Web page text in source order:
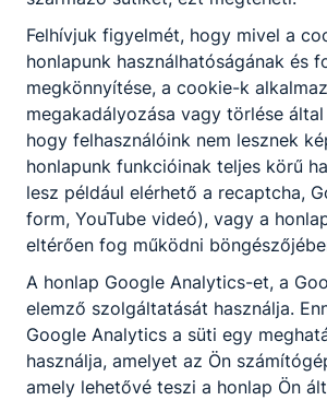
Beiratkozási információk
Ahhoz, hogy megkezdhesd
intézményünkben  8. osztályos
tanulmányaidat a jelenlegi iskoládban
eredményesen be kell fejezned,  meg
felelned a foglalkozásegészségügyi
alkalmassági követelményeknek,  és
kell iratkoznod intézményünkbe.
2026. jún. 10. Miczán Róbert
Felhívjuk figyelmét, hogy mivel a
honlapunk használhatóságának és
megkönnyítése, a cookie-k
megakadályozása vagy törlése
hogy felhasználóink nem lesznek
honlapunk funkcióinak teljes körű
lesz például elérhető a recaptcha,
form, YouTube videó), vagy a
eltérően fog működni
A honlap Google Analytics-et, a
elemző szolgáltatását használja.
Google Analytics a süti egy
használja, amelyet az Ön
amely lehetővé teszi a honlap Ön